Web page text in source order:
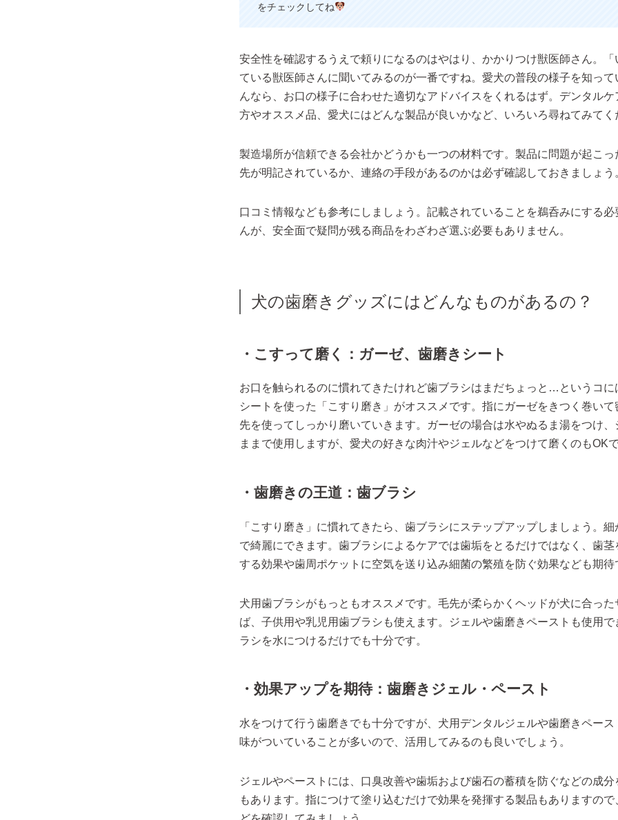
をチェックしてね
安全性を確認するうえで頼りになるのはやはり、かかりつけ獣医師さん。「
ている獣医師さんに聞いてみるのが一番ですね。愛犬の普段の様子を知って
んなら、お口の様子に合わせた適切なアドバイスをくれるはず。デンタル
方やオススメ品、愛犬にはどんな製品が良いかなど、いろいろ尋ねてみてく
製造場所が信頼できる会社かどうかも一つの材料です。製品に問題が起こっ
先が明記されているか、連絡の手段があるのかは必ず確認しておきましょう
口コミ情報なども参考にしましょう。記載されていることを鵜呑みにする必
んが、安全面で疑問が残る商品をわざわざ選ぶ必要もありません。
犬の歯磨きグッズにはどんなものがあるの？
・こすって磨く：ガーゼ、歯磨きシート
お口を触られるのに慣れてきたけれど歯ブラシはまだちょっと…というコに
シートを使った「こすり磨き」がオススメです。指にガーゼをきつく巻いて
先を使ってしっかり磨いていきます。ガーゼの場合は水やぬるま湯をつけ、
ままで使用しますが、愛犬の好きな肉汁やジェルなどをつけて磨くのもOKで
・歯磨きの王道：歯ブラシ
「こすり磨き」に慣れてきたら、歯ブラシにステップアップしましょう。細
で綺麗にできます。歯ブラシによるケアでは歯垢をとるだけではなく、歯茎
する効果や歯周ポケットに空気を送り込み細菌の繁殖を防ぐ効果なども期待
犬用歯ブラシがもっともオススメです。毛先が柔らかくヘッドが犬に合った
ば、子供用や乳児用歯ブラシも使えます。ジェルや歯磨きペーストも使用で
ラシを水につけるだけでも十分です。
・効果アップを期待：歯磨きジェル・ペースト
水をつけて行う歯磨きでも十分ですが、犬用デンタルジェルや歯磨きペース
味がついていることが多いので、活用してみるのも良いでしょう。
ジェルやペーストには、口臭改善や歯垢および歯石の蓄積を防ぐなどの成
もあります。指につけて塗り込むだけで効果を発揮する製品もありますので